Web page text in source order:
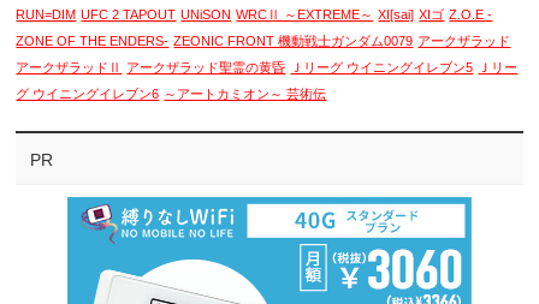
RUN=DIM UFC 2 TAPOUT UNiSON WRCⅡ ～EXTREME～ XI[sai] XIゴ Z.O.E -
ZONE OF THE ENDERS- ZEONIC FRONT 機動戦士ガンダム0079 アークザラッド
アークザラッドⅡ
アークザラッド聖霊の黄昏 Ｊリーグ ウイニングイレブン5
Ｊリー
グ ウイニングイレブン6 ～アートカミオン～ 芸術伝
PR